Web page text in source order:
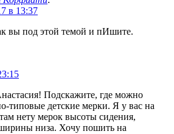
в 13:37
вы под этой темой и пИшите.
Подскажите, где можно
типовые детские мерки. Я у вас на
нету мерок высоты сидения,
низа. Хочу пошить на